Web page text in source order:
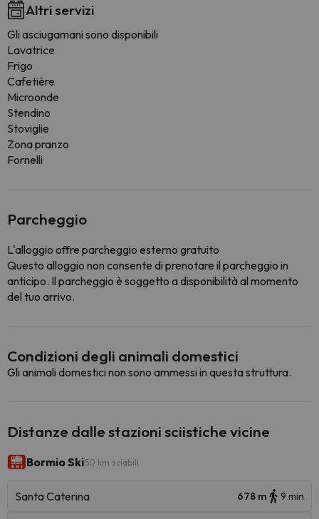
Altri servizi
Gli asciugamani sono disponibili
Lavatrice
Frigo
Cafetière
Microonde
Stendino
Stoviglie
Zona pranzo
Fornelli
Parcheggio
L'alloggio offre parcheggio esterno gratuito
Questo alloggio non consente di prenotare il parcheggio in
anticipo. Il parcheggio è soggetto a disponibilità al momento
del tuo arrivo.
Condizioni degli animali domestici
Gli animali domestici non sono ammessi in questa struttura.
Distanze dalle stazioni sciistiche vicine
Bormio Ski50 km sciabili
Santa Caterina 678 m 9 min